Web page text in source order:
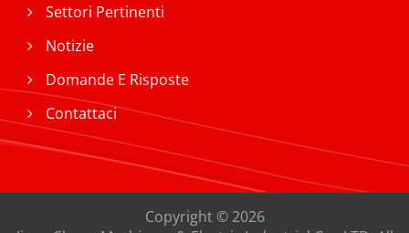
Settori Pertinenti
Notizie
Domande E Risposte
Contattaci
Copyright © 2026